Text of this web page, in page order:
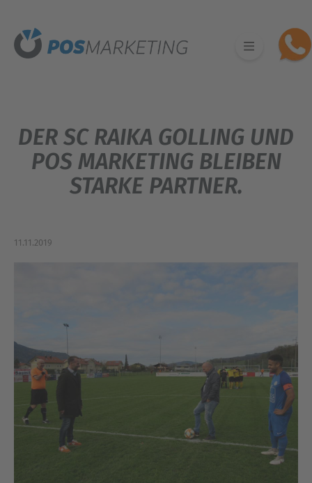
DER SC RAIKA GOLLING UND
POS MARKETING BLEIBEN
STARKE PARTNER.
11.11.2019